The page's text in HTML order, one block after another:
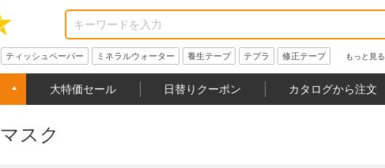
ティッシュペーパー ミネラルウォーター 養生テープ テプラ 修正テープ もっと見る
大特価セール 日替りクーポン カタログから注文
マスク